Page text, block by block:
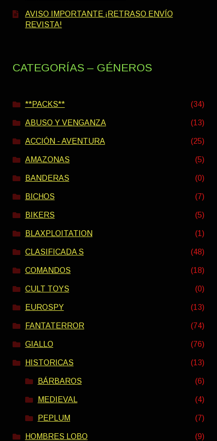
AVISO IMPORTANTE ¡RETRASO ENVÍO
REVISTA!
CATEGORÍAS – GÉNEROS
**PACKS** (34)
ABUSO Y VENGANZA (13)
ACCIÓN - AVENTURA (25)
AMAZONAS (5)
BANDERAS (0)
BICHOS (7)
BIKERS (5)
BLAXPLOITATION (1)
CLASIFICADA S (48)
COMANDOS (18)
CULT TOYS (0)
EUROSPY (13)
FANTATERROR (74)
GIALLO (76)
HISTORICAS (13)
BÁRBAROS (6)
MEDIEVAL (4)
PEPLUM (7)
HOMBRES LOBO (9)